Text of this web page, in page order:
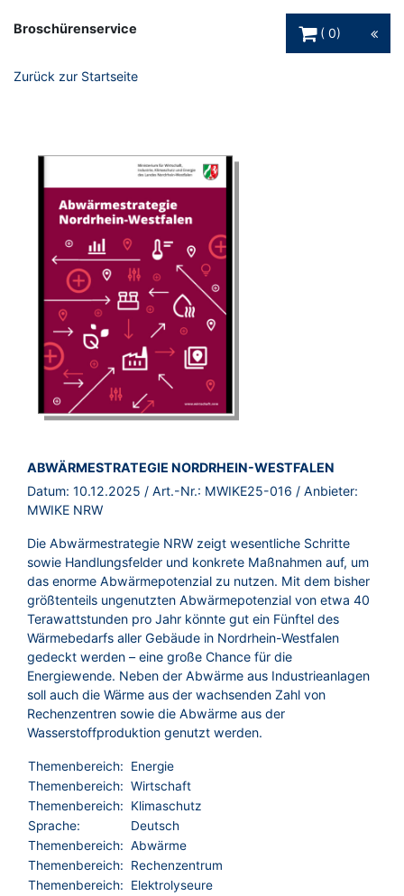
Broschürenservice
0
Zurück zur Startseite
BROSCHÜRE:
ABWÄRMESTRATEGIE NORDRHEIN-WESTFALEN
Datum: 10.12.2025 / Art.-Nr.: MWIKE25-016 / Anbieter:
MWIKE NRW
Die Abwärmestrategie NRW zeigt wesentliche Schritte
sowie Handlungsfelder und konkrete Maßnahmen auf, um
das enorme Abwärmepotenzial zu nutzen. Mit dem bisher
größtenteils ungenutzten Abwärmepotenzial von etwa 40
Terawattstunden pro Jahr könnte gut ein Fünftel des
Wärmebedarfs aller Gebäude in Nordrhein-Westfalen
gedeckt werden – eine große Chance für die
Energiewende. Neben der Abwärme aus Industrieanlagen
soll auch die Wärme aus der wachsenden Zahl von
Rechenzentren sowie die Abwärme aus der
Wasserstoffproduktion genutzt werden.
Themenbereich:
Energie
Themenbereich: Wirtschaft
Themenbereich:
Klimaschutz
Sprache:
Deutsch
Themenbereich: Abwärme
Themenbereich:
Rechenzentrum
Themenbereich:
Elektrolyseure